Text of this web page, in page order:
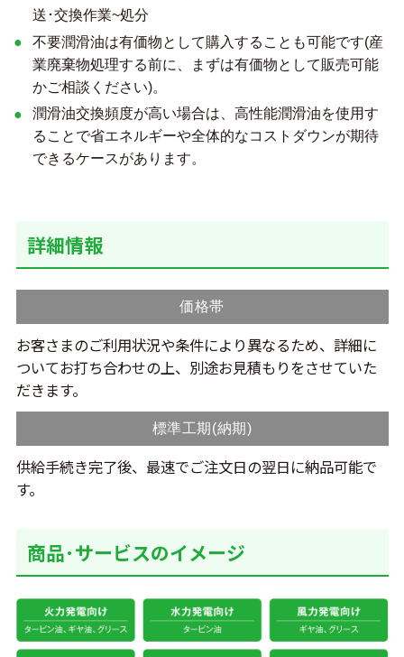
送･交換作業~処分
不要潤滑油は有価物として購入することも可能です(産
業廃棄物処理する前に、まずは有価物として販売可能
かご相談ください)。
潤滑油交換頻度が高い場合は、高性能潤滑油を使用す
ることで省エネルギーや全体的なコストダウンが期待
できるケースがあります。
詳細情報
価格帯
お客さまのご利用状況や条件により異なるため、詳細に
ついてお打ち合わせの上、別途お見積もりをさせていた
だきます。
標準工期(納期)
供給手続き完了後、最速でご注文日の翌日に納品可能で
す。
商品･サービスのイメージ